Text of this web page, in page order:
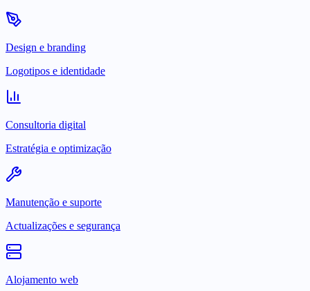
Design e branding
Logotipos e identidade
Consultoria digital
Estratégia e optimização
Manutenção e suporte
Actualizações e segurança
Alojamento web